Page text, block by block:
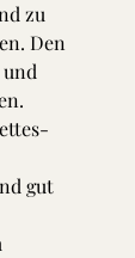
zu
Den
gut